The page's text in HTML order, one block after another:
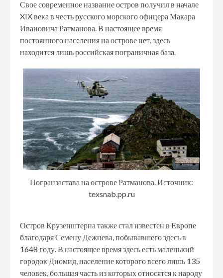
Свое современное название остров получил в начале
XIX века в честь русского морского офицера Макара
Ивановича Ратманова. В настоящее время
постоянного населения на острове нет, здесь
находится лишь российская пограничная база.
Погранзастава на острове Ратманова. Источник:
texsnab.pp.ru
Остров Крузенштерна также стал известен в Европе
благодаря Семену Дежнева, побывавшего здесь в
1648 году. В настоящее время здесь есть маленький
городок Диомид, население которого всего лишь 135
человек, большая часть из которых относятся к народу